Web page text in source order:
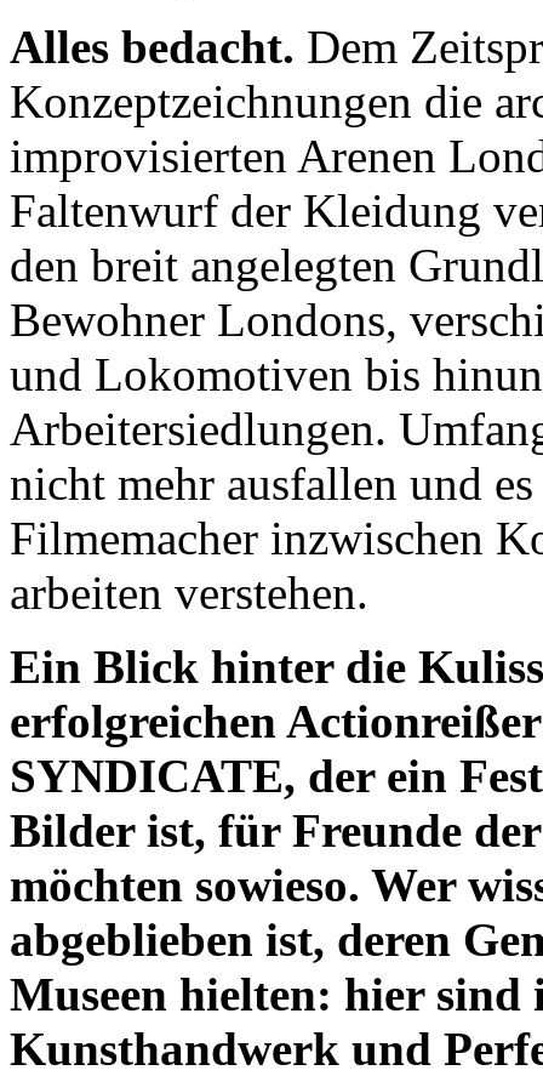
Alles bedacht. Dem
Konzeptzeichnungen die
improvisierten Arenen
Faltenwurf der Kleidung
den breit angelegten
Bewohner Londons,
und Lokomotiven bis
Arbeitersiedlungen.
nicht mehr ausfallen und
Filmemacher inzwischen
arbeiten verstehen.
Ein Blick hinter die
erfolgreichen
SYNDICATE, der ein
Bilder ist, für Freunde
möchten sowieso. Wer
abgeblieben ist, deren
Museen hielten: hier sind
Kunsthandwerk und